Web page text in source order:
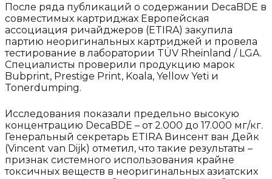
После ряда публикаций о содержании DecaBDE в
совместимых картриджах Европейская
ассоциация ричайджеров (ETIRA) закупила
партию неоригинальных картриджей и провела
тестирование в лаборатории TÜV Rheinland / LGA.
Специалисты проверили продукцию марок
Bubprint, Prestige Print, Koala, Yellow Yeti и
Tonerdumping.
Исследования показали предельно высокую
концентрацию DecaBDE – от 2.000 до 17.000 мг/кг.
Генеральный секретарь ETIRA Винсент ван Дейк
(Vincent van Dijk) отметил, что такие результаты –
признак системного использования крайне
токсичных веществ в неоригинальных азиатских